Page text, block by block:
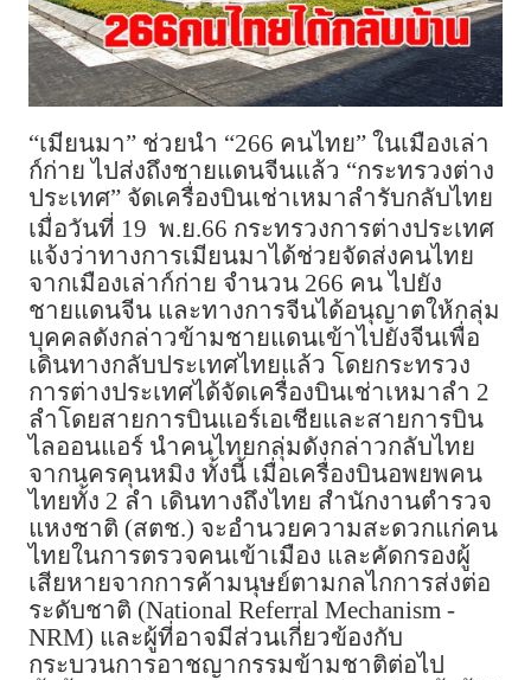
“เมียนมา” ช่วยนำ “266 คนไทย” ในเมืองเล่า
ก์ก่าย ไปส่งถึงชายแดนจีนแล้ว “กระทรวงต่าง
ประเทศ” จัดเครื่องบินเช่าเหมาลำรับกลับไทย
เมื่อวันที่ 19 พ.ย.66 กระทรวงการต่างประเทศ
แจ้งว่าทางการเมียนมาได้ช่วยจัดส่งคนไทย
จากเมืองเล่าก์ก่าย จำนวน 266 คน ไปยัง
ชายแดนจีน และทางการจีนได้อนุญาตให้กลุ่ม
บุคคลดังกล่าวข้ามชายแดนเข้าไปยังจีนเพื่อ
เดินทางกลับประเทศไทยแล้ว โดยกระทรวง
การต่างประเทศได้จัดเครื่องบินเช่าเหมาลำ 2
ลำโดยสายการบินแอร์เอเชียและสายการบิน
ไลออนแอร์ นำคนไทยกลุ่มดังกล่าวกลับไทย
จากนครคุนหมิง ทั้งนี้ เมื่อเครื่องบินอพยพคน
ไทยทั้ง 2 ลำ เดินทางถึงไทย สำนักงานตำรวจ
แหงชาติ (สตช.) จะอำนวยความสะดวกแก่คน
ไทยในการตรวจคนเข้าเมือง และคัดกรองผู้
เสียหายจากการค้ามนุษย์ตามกลไกการส่งต่อ
ระดับชาติ (National Referral Mechanism -
NRM) และผู้ที่อาจมีส่วนเกี่ยวข้องกับ
กระบวนการอาชญากรรมข้ามชาติต่อไป